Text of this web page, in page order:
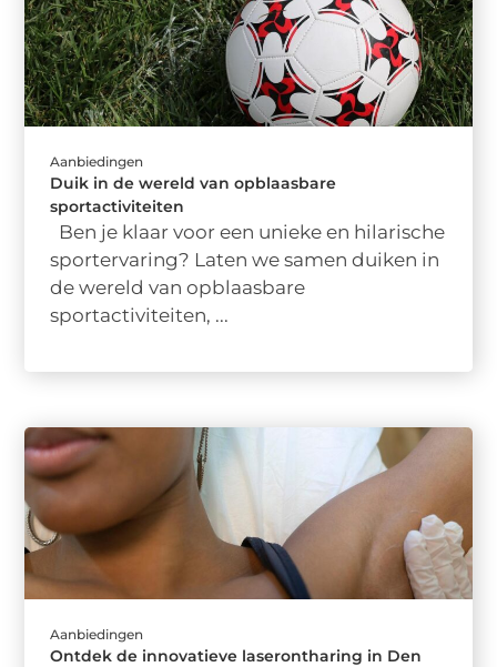
Aanbiedingen
Duik in de wereld van opblaasbare
sportactiviteiten
Ben je klaar voor een unieke en hilarische
sportervaring? Laten we samen duiken in
de wereld van opblaasbare
sportactiviteiten, ...
Aanbiedingen
Ontdek de innovatieve laserontharing in Den